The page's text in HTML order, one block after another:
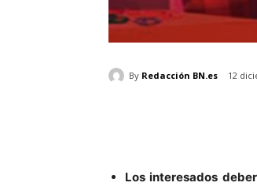
By Redacción BN.es 12
Los interesados